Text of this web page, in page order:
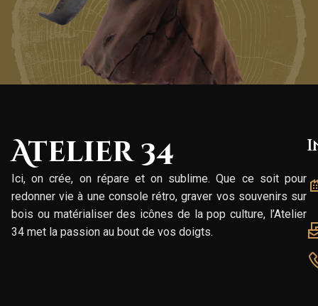
Atelier 34
Ici, on crée, on répare et on sublime. Que ce soit pour
redonner vie à une console rétro, graver vos souvenirs sur
bois ou matérialiser des icônes de la pop culture, l’Atelier
34 met la passion au bout de vos doigts.